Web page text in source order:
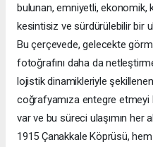
bulunan, emniyetli, ekonomik,
kesintisiz ve sürdürülebilir bir
Bu çerçevede, gelecekte
fotoğrafını daha da
lojistik dinamikleriyle
coğrafyamıza entegre etmeyi
var ve bu süreci ulaşımın her
1915 Çanakkale Köprüsü,